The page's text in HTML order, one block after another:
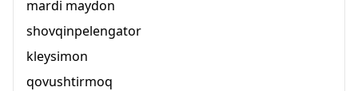
mardi maydon
shovqinpelengator
kleysimon
qovushtirmoq